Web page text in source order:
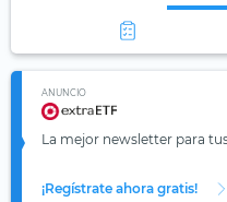
ANUNCIO
La mejor newsletter para
¡Regístrate ahora gratis!